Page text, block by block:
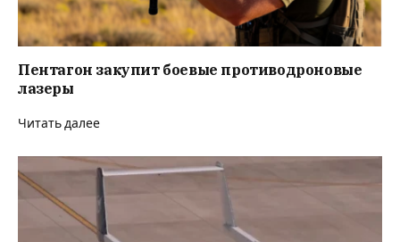
Пентагон закупит боевые противодроновые
лазеры
Читать далее